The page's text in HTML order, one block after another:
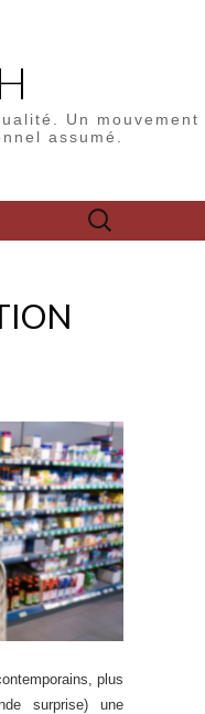
Un mouvement
assumé.
Rechercher :
plus
surprise) une